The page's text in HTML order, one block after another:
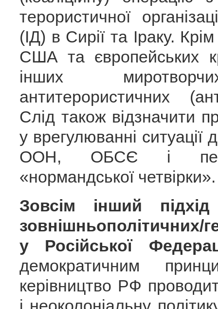
терористичної
(ІД) в Сирії та Іраку.
США та європейських
інших
антитерористичних
Слід також відзначити
у врегулюванні ситуації
ООН, ОБСЄ і
«нормандської четвірки».
Зовсім інший
зовнішньополітичних/
у Російської
демократичним
керівництво РФ